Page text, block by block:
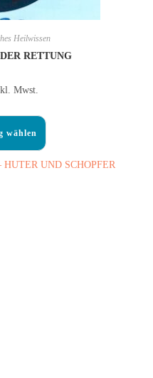
Heilwissen
RETTUNG
Mwst.
wählen